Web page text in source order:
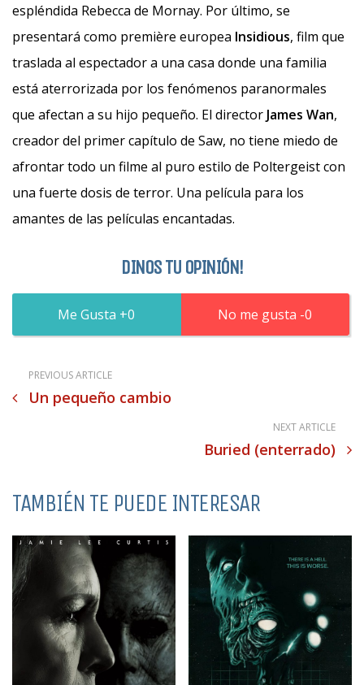
espléndida Rebecca de Mornay. Por último, se
presentará como première europea Insidious, film que
traslada al espectador a una casa donde una familia
está aterrorizada por los fenómenos paranormales
que afectan a su hijo pequeño. El director James Wan,
creador del primer capítulo de Saw, no tiene miedo de
afrontar todo un filme al puro estilo de Poltergeist con
una fuerte dosis de terror. Una película para los
amantes de las películas encantadas.
DINOS TU OPINIÓN!
0 0
PREVIOUS ARTICLE
Un pequeño cambio
NEXT ARTICLE
Buried (enterrado)
TAMBIÉN TE PUEDE INTERESAR